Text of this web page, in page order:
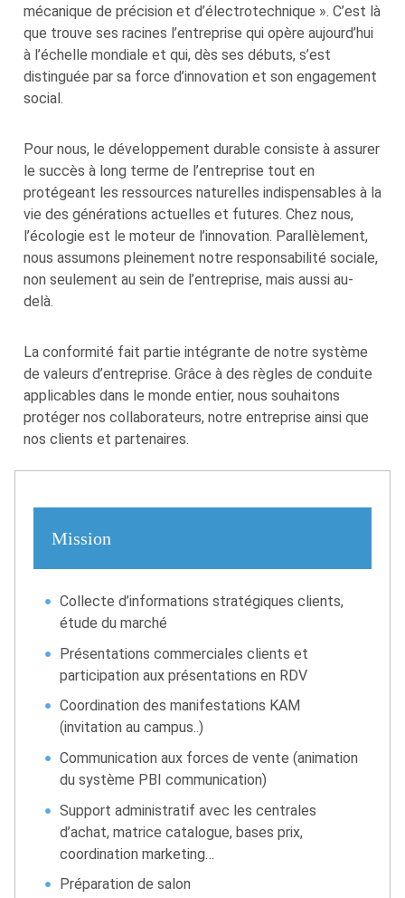
mécanique de précision et d’électrotechnique ». C’est là
que trouve ses racines l’entreprise qui opère aujourd’hui
à l’échelle mondiale et qui, dès ses débuts, s’est
distinguée par sa force d’innovation et son engagement
social.
Pour nous, le développement durable consiste à assurer
le succès à long terme de l’entreprise tout en
protégeant les ressources naturelles indispensables à la
vie des générations actuelles et futures. Chez nous,
l’écologie est le moteur de l’innovation. Parallèlement,
nous assumons pleinement notre responsabilité sociale,
non seulement au sein de l’entreprise, mais aussi au-
delà.
La conformité fait partie intégrante de notre système
de valeurs d’entreprise. Grâce à des règles de conduite
applicables dans le monde entier, nous souhaitons
protéger nos collaborateurs, notre entreprise ainsi que
nos clients et partenaires.
Mission
Collecte d’informations stratégiques clients,
étude du marché
Présentations commerciales clients et
participation aux présentations en RDV
Coordination des manifestations KAM
(invitation au campus..)
Communication aux forces de vente (animation
du système PBI communication)
Support administratif avec les centrales
d’achat, matrice catalogue, bases prix,
coordination marketing…
Préparation de salon